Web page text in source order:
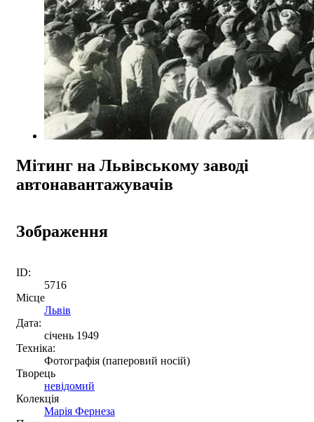
Мітинг на Львівському заводі
автонавантажувачів
Зображення
ID:
5716
Місце
Львів
Дата:
січень 1949
Техніка:
Фотографія (паперовий носій)
Творець
невідомий
Колекція
Марія Фернеза